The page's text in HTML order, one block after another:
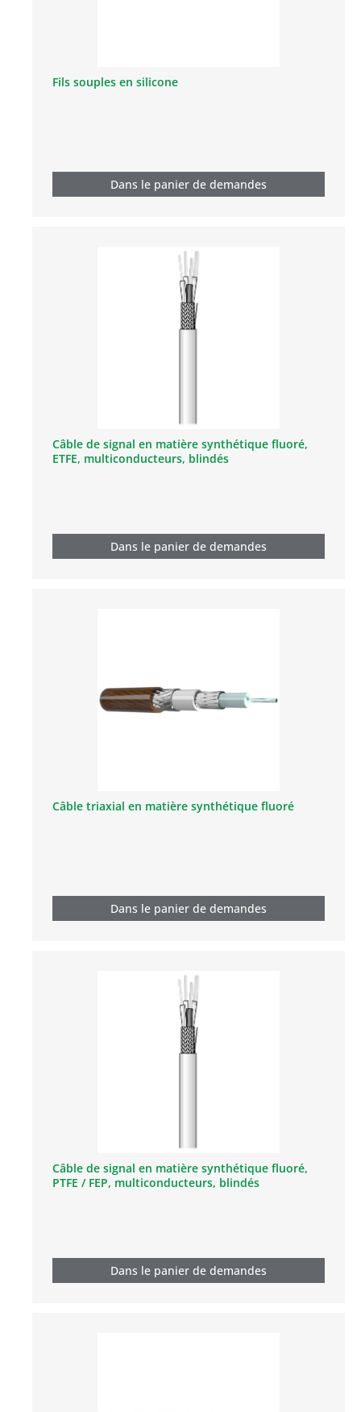
Fils souples en silicone
Dans le panier de demandes
Câble de signal en matière synthétique fluoré,
ETFE, multiconducteurs, blindés
Dans le panier de demandes
Câble triaxial en matière synthétique fluoré
Dans le panier de demandes
Câble de signal en matière synthétique fluoré,
PTFE / FEP, multiconducteurs, blindés
Dans le panier de demandes